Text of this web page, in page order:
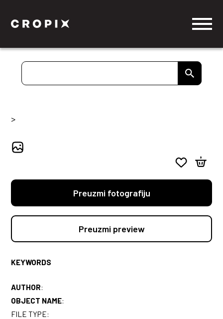
>
Preuzmi fotografiju
Preuzmi preview
KEYWORDS
AUTHOR:
OBJECT NAME:
FILE TYPE: